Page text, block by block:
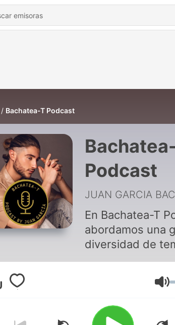
Bachatea-T Podcast
Podcast
JUAN GARCIA
En Bachatea-T
abordamos una
diversidad de
relacionados
enfocado al
divulgación de
para bailarines y
Hablamos sobre